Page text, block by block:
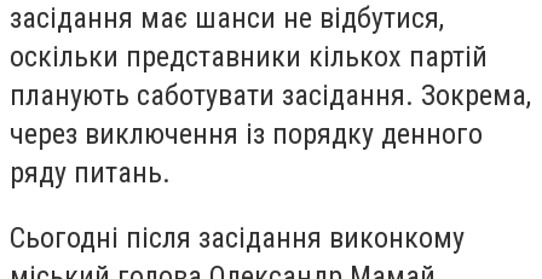
засідання має шанси не відбутися,
оскільки представники кількох партій
планують саботувати засідання. Зокрема,
через виключення із порядку денного
ряду питань.
Сьогодні після засідання виконкому